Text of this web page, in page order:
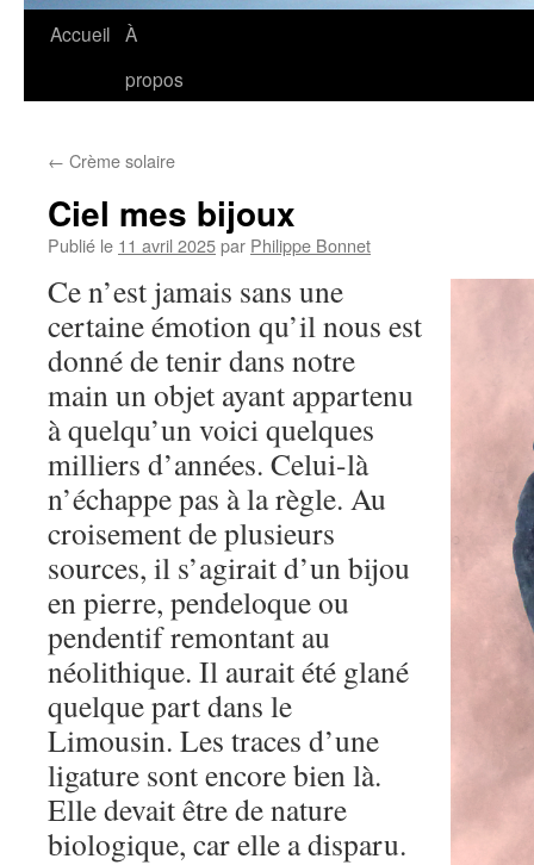
Accueil À
propos
← Crème solaire
Ciel mes bijoux
Publié le 11 avril 2025par Philippe Bonnet
Ce n’est jamais sans une
certaine émotion qu’il nous est
donné de tenir dans notre
main un objet ayant appartenu
à quelqu’un voici quelques
milliers d’années. Celui-là
n’échappe pas à la règle. Au
croisement de plusieurs
sources, il s’agirait d’un bijou
en pierre, pendeloque ou
pendentif remontant au
néolithique. Il aurait été glané
quelque part dans le
Limousin. Les traces d’une
ligature sont encore bien là.
Elle devait être de nature
biologique, car elle a disparu.